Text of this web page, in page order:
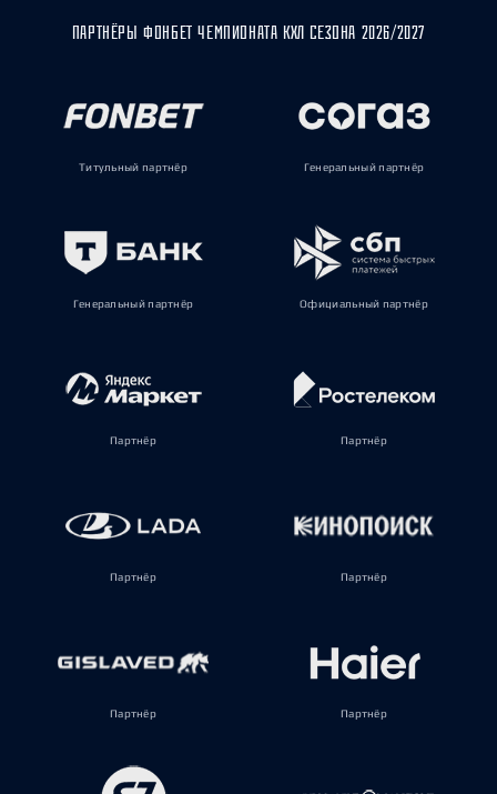
ПАРТНЁРЫ ФОНБЕТ ЧЕМПИОНАТА КХЛ СЕЗОНА 2026/2027
Титульный партнёр Генеральный партнёр
Генеральный партнёр Официальный партнёр
Партнёр Партнёр
Партнёр Партнёр
Партнёр Партнёр